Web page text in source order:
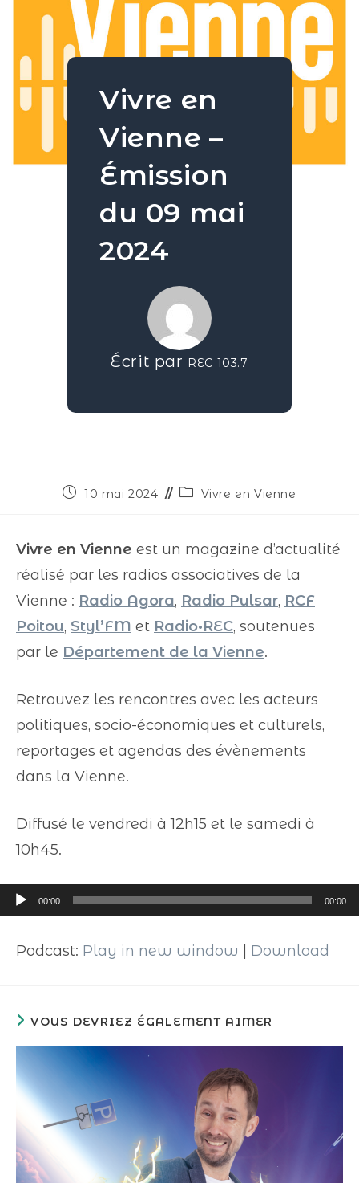
Vivre en
Vienne –
Émission
du 09 mai
2024
Écrit par REC 103.7
10 mai 2024 Vivre en Vienne
Vivre en Vienne est un magazine d’actualité
réalisé par les radios associatives de la
Vienne : Radio Agora, Radio Pulsar, RCF
Poitou, Styl’FM et Radio•REC, soutenues
par le Département de la Vienne.
Retrouvez les rencontres avec les acteurs
politiques, socio-économiques et culturels,
reportages et agendas des évènements
dans la Vienne.
Diffusé le vendredi à 12h15 et le samedi à
10h45.
Lecteur
audio
00:00 00:00
Podcast: Play in new window Download
VOUS DEVRIEZ ÉGALEMENT AIMER